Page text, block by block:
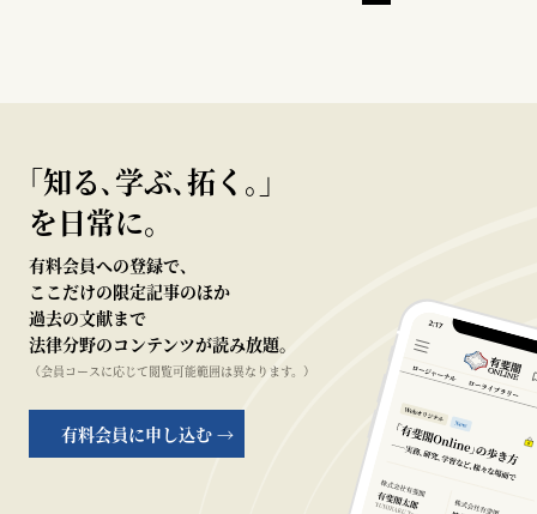
｢知る､学ぶ､拓く｡｣
を日常に。
有料会員への登録で、
ここだけの限定記事のほか
過去の文献まで
法律分野のコンテンツが読み放題。
（会員コースに応じて閲覧可能範囲は異なります。）
有料会員に申し込む →